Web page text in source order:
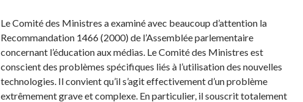
Le Comité des Ministres a examiné avec beaucoup d’attention la
Recommandation 1466 (2000) de l’Assemblée parlementaire
concernant l’éducation aux médias. Le Comité des Ministres est
conscient des problèmes spécifiques liés à l’utilisation des nouvelles
technologies. Il convient qu’il s’agit effectivement d’un problème
extrêmement grave et complexe. En particulier, il souscrit totalement